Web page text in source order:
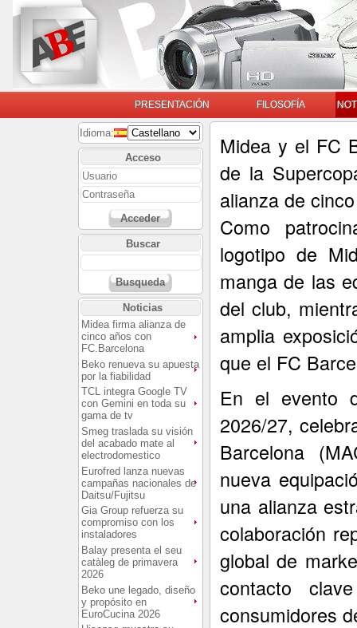
PRESENTACIÓN FILOSOFÍA
Idioma:
Acceso
Acceder
Buscar
Busqueda
Noticias
Midea firma alianza de
cinco años con
FC.Barcelona
Beko renueva su apuesta
por la fiabilidad
TCL integra Google TV
con Gemini en toda su
gama de tv
Smeg traslada su visión
del acabado mate al
electrodomestico
Eurofred lanza nuevas
campañas nacionales de
Daitsu/Fujitsu
Gia Group refuerza su
compromiso con los
instaladores
Balay presenta el seu
catàleg de primavera
2026
Beko une legado, diseño
y propósito en
EuroCucina 2026
Midea y el FC
de la
alianza de
Como
logotipo de
manga de las
del club,
amplia
que el FC
En el evento
2026/27,
Barcelona
nueva
una alianza
colaboración
global de
contacto
consumidores